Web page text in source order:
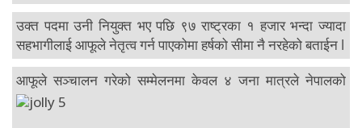
उक्त पदमा उनी नियुक्त भए पछि ९७ राष्ट्रका १ हजार भन्दा ज्यादा
सहभागीलाई आफूले नेतृत्व गर्न पाएकोमा हर्षको सीमा नै नरहेको बताईन l
आफूलेसञ्चालन गरेको सम्मेलनमा केवल ४ जना मात्रले नेपालको